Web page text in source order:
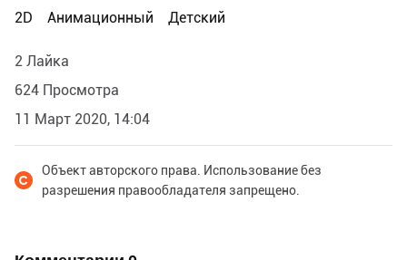
2D
Анимационный Детский
2 Лайка
624 Просмотра
11 Март 2020, 14:04
Объект авторского права. Использование без
разрешения правообладателя запрещено.